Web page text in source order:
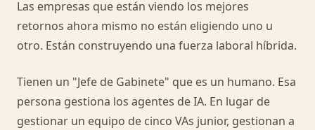
Las empresas que están viendo los mejores
retornos ahora mismo no están eligiendo uno u
otro. Están construyendo una fuerza laboral híbrida.
Tienen un "Jefe de Gabinete" que es un humano. Esa
persona gestiona los agentes de IA. En lugar de
gestionar un equipo de cinco VAs junior, gestionan a